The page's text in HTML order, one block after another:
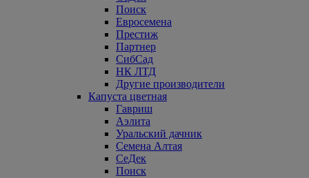
Поиск
Евросемена
Престиж
Партнер
СибСад
НК ЛТД
Другие производители
Капуста цветная
Гавриш
Аэлита
Уральский дачник
Семена Алтая
СеДек
Поиск